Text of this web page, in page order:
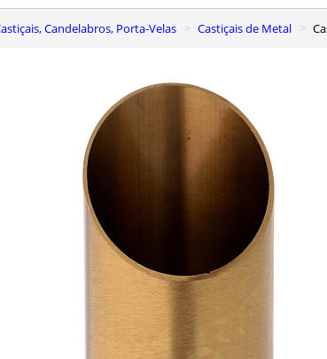
Castiçais, Candelabros, Porta-Velas Castiçais de Metal